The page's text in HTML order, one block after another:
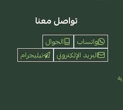
تواصل معنا
واتساب
الجوال
البريد الإلكتروني
تيليجرام